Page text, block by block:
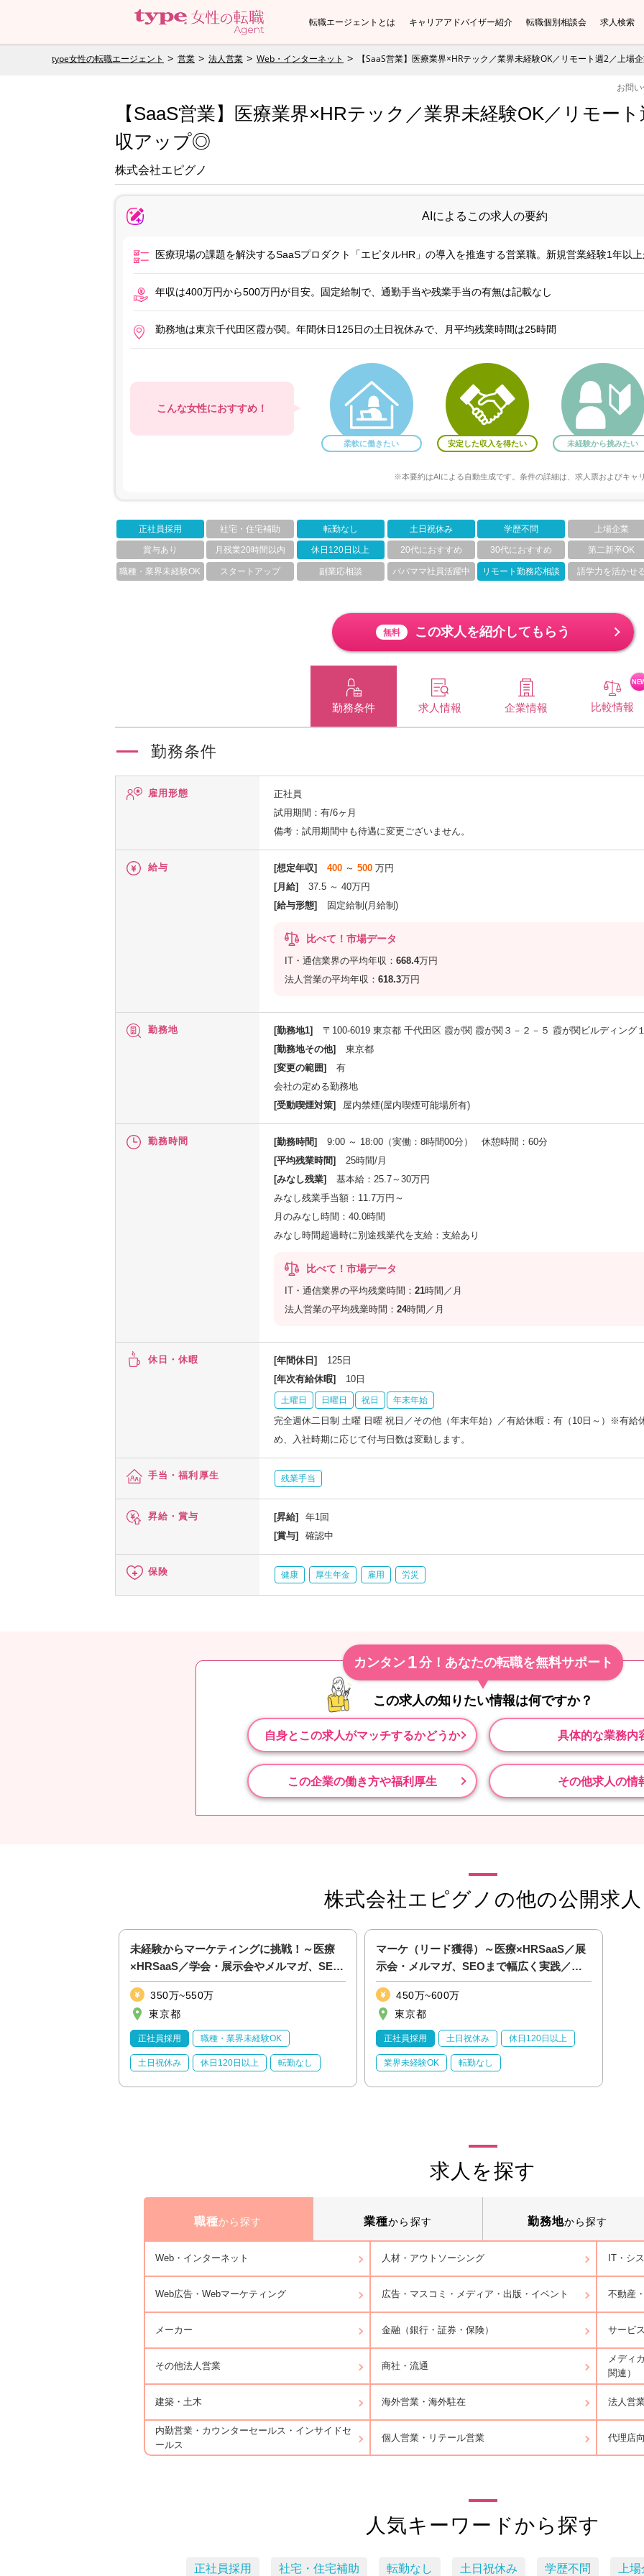
転職エージェントとは キャリアアドバイザー紹介 転職個別相談会 求人検索
type女性の転職エージェント 営業 法人営業 Web・インターネット 【SaaS営業】医療業界×HRテック／業界未経験OK／リモート週2／上場
お問
【SaaS営業】医療業界×HRテック／業界未経験OK／リモー
収アップ◎
株式会社エピグノ
AIによるこの求人の要約
医療現場の課題を解決するSaaSプロダクト「エピタルHR」の導入を推進する営業職。新規営業経験1年以
年収は400万円から500万円が目安。固定給制で、通勤手当や残業手当の有無は記載なし
勤務地は東京千代田区霞が関。年間休日125日の土日祝休みで、月平均残業時間は25時間
こんな女性におすすめ！
柔軟に働きたい 安定した収入を得たい 未経験から挑みたい
※本要約はAIによる自動生成です。条件の詳細は、求人票およびキャ
正社員採用 社宅・住宅補助 転勤なし 土日祝休み 学歴不問 上場企業
賞与あり 月残業20時間以内 休日120日以上 20代におすすめ 30代におすすめ 第二新卒OK
職種・業界未経験OK スタートアップ 副業応相談 パパママ社員活躍中 リモート勤務応相談 語学力を活かせ
無料 この求人を紹介してもらう
勤務条件 求人情報 企業情報 比較情報
勤務条件
雇用形態
正社員
試用期間：有/6ヶ月
備考：試用期間中も待遇に変更ございません。
給与 [想定年収] 400 ～ 500 万円
[月給]
37.5 ～ 40万円
[給与形態]
固定給制(月給制)
比べて！市場データ
IT・通信業界の平均年収： 668.4万円
法人営業の平均年収： 618.3万円
勤務地 [勤務地1]
〒100-6019 東京都 千代田区 霞が関 霞が関３－２－５ 霞が関ビルディング
[勤務地その他]
東京都
[変更の範囲]
有
会社の定める勤務地
[受動喫煙対策]
屋内禁煙(屋内喫煙可能場所有)
勤務時間 [勤務時間]
9:00 ～ 18:00（実働：8時間00分） 休憩時間：60分
[平均残業時間]
25時間/月
[みなし残業]
基本給：25.7～30万円
みなし残業手当額：11.7万円～
月のみなし時間：40.0時間
みなし時間超過時に別途残業代を支給：支給あり
比べて！市場データ
IT・通信業界の平均残業時間： 21時間／月
法人営業の平均残業時間： 24時間／月
休日・休暇 [年間休日]
125日
[年次有給休暇]
10日
土曜日 日曜日 祝日 年末年始
完全週休二日制 土曜 日曜 祝日／その他（年末年始）／有給休暇：有（10日～）※有給
め、入社時期に応じて付与日数は変動します。
手当・福利厚生 残業手当
昇給・賞与 [昇給]
年1回
[賞与]
確認中
保険 健康 厚生年金 雇用 労災
カンタン 1分！あなたの転職を無料サポート
この求人の知りたい情報は何ですか？
自身とこの求人がマッチするかどうか 具体的な業務内
この企業の働き方や福利厚生 その他求人の情
株式会社エピグノの他の公開求人
未経験からマーケティングに挑戦！～医療
×HRSaaS／学会・展示会やメルマガ、SEO
など幅広く実践～
350万~550万
東京都
正社員採用 職種・業界未経験OK
土日祝休み 休日120日以上 転勤なし
マーケ（リード獲得）～医療×HRSaaS／展
示会・メルマガ、SEOまで幅広く実践／上
流部分から参画◎
450万~600万
東京都
正社員採用 土日祝休み 休日120日以上
業界未経験OK 転勤なし
求人を探す
職種から探す 業種から探す 勤務地から探す
Web・インターネット 人材・アウトソーシング IT・シ
Web広告・Webマーケティング 広告・マスコミ・メディア・出版・イベント 不動産
メーカー 金融（銀行・証券・保険） サービ
その他法人営業 商社・流通
メディ
関連）
建築・土木 海外営業・海外駐在 法人営
内勤営業・カウンターセールス・インサイドセ
ールス
個人営業・リテール営業 代理店
人気キーワードから探す
正社員採用 社宅・住宅補助 転勤なし 土日祝休み 学歴不問 上